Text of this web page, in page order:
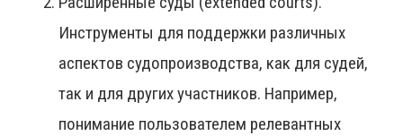
Инструменты для поддержки различных
аспектов судопроизводства, как для судей,
так и для других участников. Например,
понимание пользователем релевантных